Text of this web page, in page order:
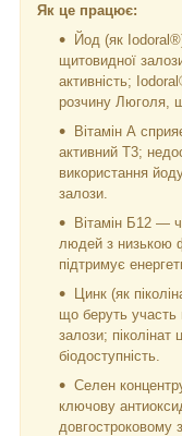
Як це працює:
Йод (як
щитовидної
активність;
розчину Люголя,
Вітамін А
активний Т3;
використання
залози.
Вітамін Б12 —
людей з низькою
підтримує
Цинк (як
що беруть участь
залози; піколінат
біодоступність.
Селен
ключову
довгостроковому